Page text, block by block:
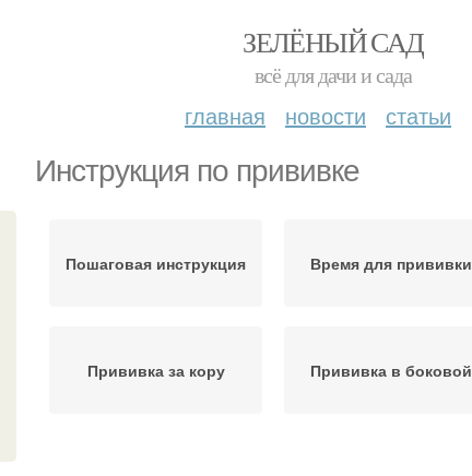
ЗЕЛЁНЫЙ САД
всё для дачи и сада
главная новости статьи
Инструкция по прививке
Пошаговая инструкция Время для прививки
Прививка за кору Прививка в боковой